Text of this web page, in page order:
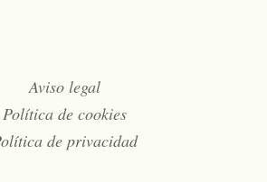
Aviso legal
Política de cookies
de privacidad